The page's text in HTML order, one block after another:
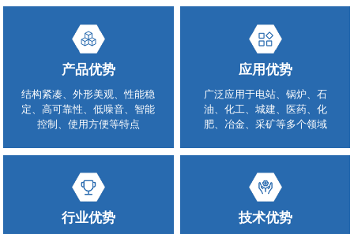
产品优势
结构紧凑、外形美观、性能稳
定、高可靠性、低噪音、智能
控制、使用方便等特点
应用优势
广泛应用于电站、锅炉、石
油、化工、城建、医药、化
肥、冶金、采矿等多个领域
行业优势 技术优势